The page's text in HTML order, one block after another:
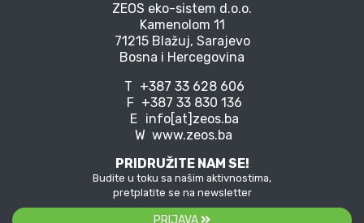
ZEOS eko-sistem d.o.o.
Kamenolom 11
71215 Blažuj, Sarajevo
Bosna i Hercegovina
T +387 33 628 606
F +387 33 830 136
E info[at]zeos.ba
W www.zeos.ba
PRIDRUŽITE NAM SE!
Budite u toku sa našim aktivnostima,
pretplatite se na newsletter